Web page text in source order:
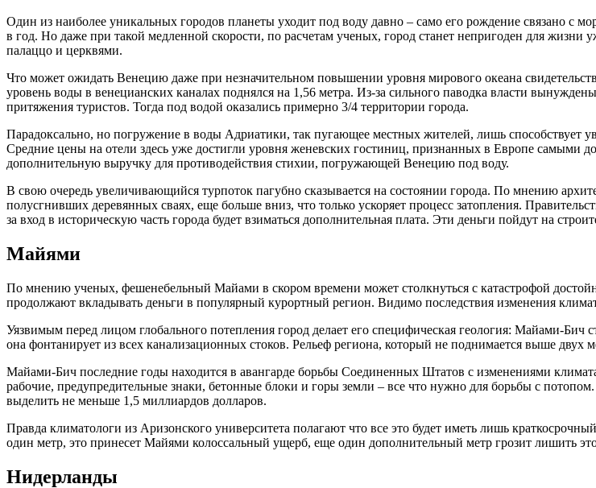
Один из наиболее уникальных городов планеты уходит под воду давно – само его рождение связано с
в год. Но даже при такой медленной скорости, по расчетам ученых, город станет непригоден для жизни
палаццо и церквями.
Что может ожидать Венецию даже при незначительном повышении уровня мирового океана
уровень воды в венецианских каналах поднялся на 1,56 метра. Из-за сильного паводка власти
притяжения туристов. Тогда под водой оказались примерно 3/4 территории города.
Парадоксально, но погружение в воды Адриатики, так пугающее местных жителей, лишь
Средние цены на отели здесь уже достигли уровня женевских гостиниц, признанных в Европе самыми
дополнительную выручку для противодействия стихии, погружающей Венецию под воду.
В свою очередь увеличивающийся турпоток пагубно сказывается на состоянии города. По мнению
полусгнивших деревянных сваях, еще больше вниз, что только ускоряет процесс затопления.
за вход в историческую часть города будет взиматься дополнительная плата. Эти деньги пойдут на
Майями
По мнению ученых, фешенебельный Майами в скором времени может столкнуться с катастрофой
продолжают вкладывать деньги в популярный курортный регион. Видимо последствия изменения
Уязвимым перед лицом глобального потепления город делает его специфическая геология: Майами-
она фонтанирует из всех канализационных стоков. Рельеф региона, который не поднимается выше двух
Майами-Бич последние годы находится в авангарде борьбы Соединенных Штатов с изменениями
рабочие, предупредительные знаки, бетонные блоки и горы земли – все что нужно для борьбы с
выделить не меньше 1,5 миллиардов долларов.
Правда климатологи из Аризонского университета полагают что все это будет иметь лишь
один метр, это принесет Майями колоссальный ущерб, еще один дополнительный метр грозит лишить
Нидерланды